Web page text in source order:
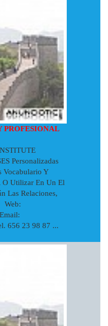
PROFESIONAL
Personalizadas
Vocabulario Y
O Utilizar En Un El
Las Relaciones,
Web:
656 23 98 87 ...